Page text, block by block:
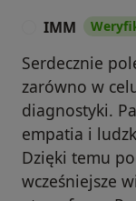
IMM
Serdecznie
zarówno w
diagnostyki.
empatia i
Dzięki temu
wcześniejsze